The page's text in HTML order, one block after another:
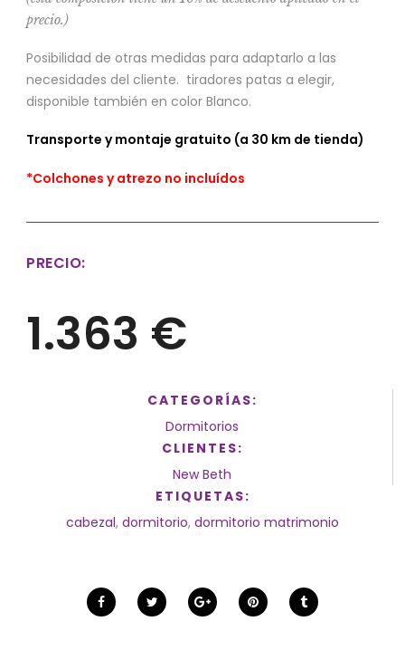
precio.)
Posibilidad de otras medidas para adaptarlo a las
necesidades del cliente. tiradores patas a elegir,
disponible también en color Blanco.
Transporte y montaje gratuito (a 30 km de tienda)
*Colchones y atrezo no incluídos
PRECIO:
1.363 €
CATEGORÍAS:
Dormitorios
CLIENTES:
New Beth
ETIQUETAS:
cabezal, dormitorio, dormitorio matrimonio